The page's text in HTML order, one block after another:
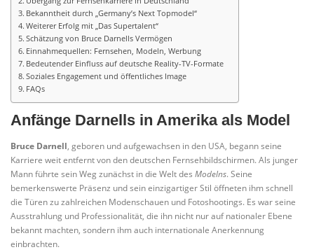
Bekanntheit durch „Germany’s Next Topmodel“
Weiterer Erfolg mit „Das Supertalent“
Schätzung von Bruce Darnells Vermögen
Einnahmequellen: Fernsehen, Modeln, Werbung
Bedeutender Einfluss auf deutsche Reality-TV-Formate
Soziales Engagement und öffentliches Image
FAQs
Anfänge Darnells in Amerika als Model
Bruce Darnell, geboren und aufgewachsen in den USA, begann seine
Karriere weit entfernt von den deutschen Fernsehbildschirmen. Als junger
Mann führte sein Weg zunächst in die Welt des Modelns. Seine
bemerkenswerte Präsenz und sein einzigartiger Stil öffneten ihm schnell
die Türen zu zahlreichen Modenschauen und Fotoshootings. Es war seine
Ausstrahlung und Professionalität, die ihn nicht nur auf nationaler Ebene
bekannt machten, sondern ihm auch internationale Anerkennung
einbrachten.